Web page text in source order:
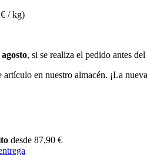
/ kg)
, si se realiza el pedido antes del
artículo en nuestro almacén. ¡La
desde 87,90 €